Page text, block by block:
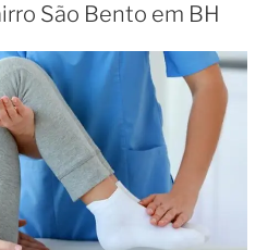
São Bento em BH